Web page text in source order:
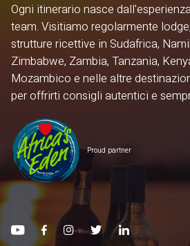
Ogni itinerario nasce
team. Visitiamo regolarmente
strutture ricettive in Sudafrica,
Zimbabwe, Zambia, Tanzania,
Mozambico e nelle altre
per offrirti consigli autentici e
Proud partner